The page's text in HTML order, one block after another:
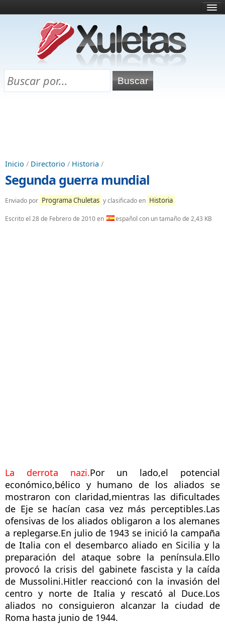
¿Qué es esto?
Directorio
Chuletas para exámenes
Inicio / Directorio / Historia /
Segunda guerra mundial
Enviado por Programa Chuletas y clasificado en Historia
Escrito el 28 de Febrero de 2010en español con un tamaño de 2,43 KB
La derrota nazi.Por un lado,el potencial
económico,bélico y humano de los aliados se
mostraron con claridad,mientras las dificultades
de Eje se hacían casa vez más perceptibles.Las
ofensivas de los aliados obligaron a los alemanes
a replegarse.En julio de 1943 se inició la campaña
de Italia con el desembarco aliado en Sicilia y la
preparación del ataque sobre la península.Ello
provocó la crisis del gabinete fascista y la caída
de Mussolini.Hitler reaccionó con la invasión del
centro y norte de Italia y rescató al Duce.Los
aliados no consiguieron alcanzar la ciudad de
Roma hasta junio de 1944.